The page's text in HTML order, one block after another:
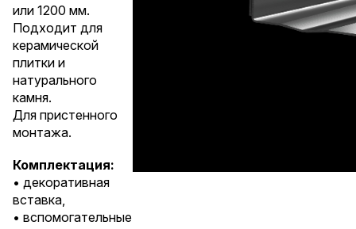
или 1200 мм.
Подходит для
керамической
плитки и
натурального
камня.
Для пристенного
монтажа.
Комплектация:
• декоративная
вставка,
• вспомогательные